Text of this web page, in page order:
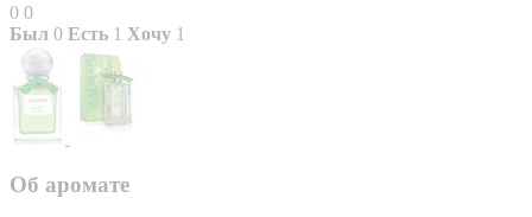
0 0
Был 0 Есть 1 Хочу 1
Об аромате